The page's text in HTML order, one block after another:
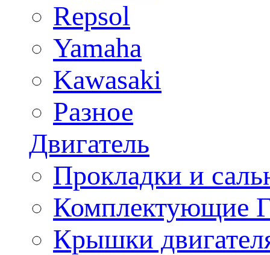
Repsol
Yamaha
Kawasaki
Разное
Двигатель
Прокладки и
Комплектующие
Крышки